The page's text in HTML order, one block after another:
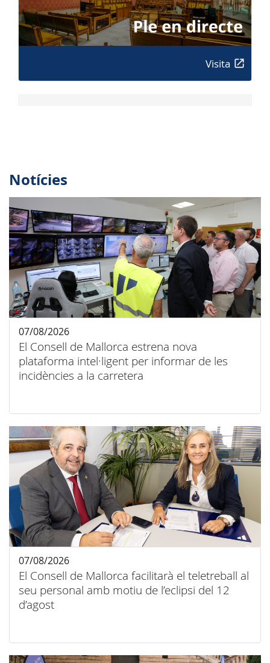
Visita
Notícies
El Consell de Mallorca estrena nova
plataforma intel·ligent per informar de les
incidències a la carretera
07/08/2026
El Consell de Mallorca facilitarà el teletreball al
seu personal amb motiu de l’eclipsi del 12
d’agost
07/08/2026